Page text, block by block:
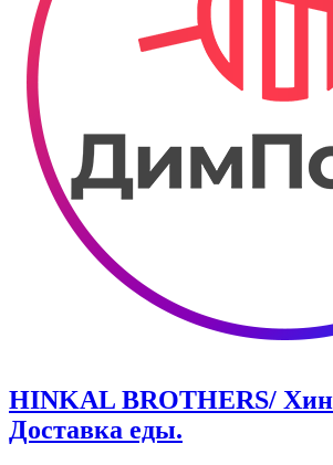
HINKAL BROTHERS/
Доставка еды.